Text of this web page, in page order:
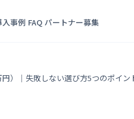
入事例 FAQ パートナー募集
）｜失敗しない選び方5つのポイン